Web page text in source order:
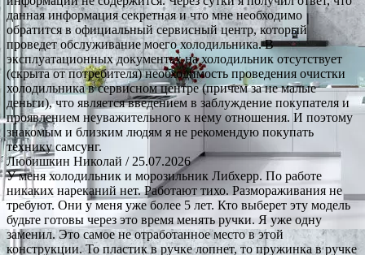
данная информация секретная и что мне необходимо
обратится в официальный сервисный центр, который
проведет обслуживание моего холодильника. В
эксплуатационных документах на холодильник отсутствует
(скрыта от потребителя) необходимость проведения очистки
холодильника в сервисном центре (причем за не малые
деньги), что является введением в заблуждение покупателя и
проявлением неуважительного к нему отношения. И поэтому
знакомым и близким людям я не рекомендую покупать
технику самсунг.
Любишкин Николай / 25.07.2026
У меня холодильник и морозильник Либхерр. По работе
никаких нареканий нет. Работают тихо. Размораживания не
требуют. Они у меня уже более 5 лет. Кто выберет эту модель
будьте готовы через это время менять ручки. Я уже одну
заменил. Это самое не отработанное место в этой
конструкции. То пластик в ручке лопнет, то пружинка в ручке